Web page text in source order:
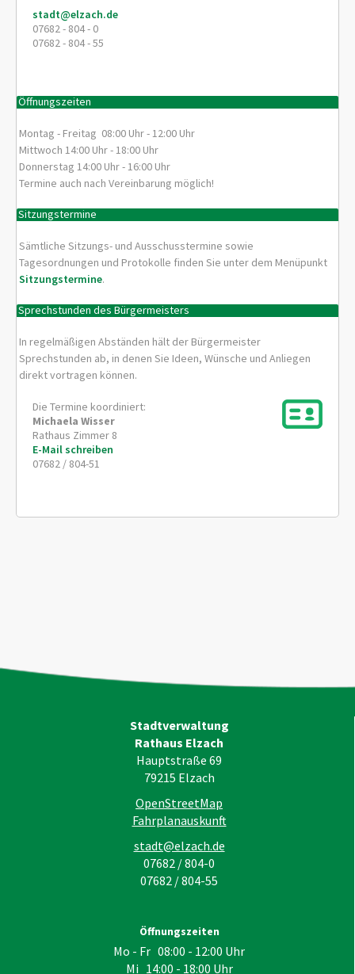
stadt@elzach.de
07682 - 804 - 0
07682 - 804 - 55
Öffnungszeiten
Montag - Freitag 08:00 Uhr - 12:00 Uhr
Mittwoch 14:00 Uhr - 18:00 Uhr
Donnerstag 14:00 Uhr - 16:00 Uhr
Termine auch nach Vereinbarung möglich!
Sitzungstermine
Sämtliche Sitzungs- und Ausschusstermine sowie
Tagesordnungen und Protokolle finden Sie unter dem Menüpunkt
Sitzungstermine.
Sprechstunden des Bürgermeisters
In regelmäßigen Abständen hält der Bürgermeister
Sprechstunden ab, in denen Sie Ideen, Wünsche und Anliegen
direkt vortragen können.
Die Termine koordiniert:
Michaela Wisser
Rathaus Zimmer 8
E-Mail schreiben
07682 / 804-51
Stadtverwaltung
Rathaus Elzach
Hauptstraße 69
79215 Elzach
OpenStreetMap
Fahrplanauskunft
stadt@elzach.de
07682 / 804-0
07682 / 804-55
Öffnungszeiten
Mo - Fr 08:00 - 12:00 Uhr
Mi 14:00 - 18:00 Uhr